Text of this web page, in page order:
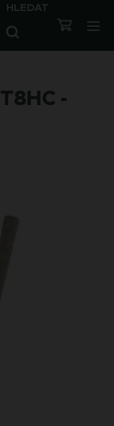
HLEDAT
-